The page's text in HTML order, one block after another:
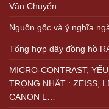
Vận Chuyển
Nguồn gốc và ý nghĩa
Tổng hợp dây đồng hồ
MICRO-CONTRAST,
TRỌNG NHẤT : ZEISS,
CANON L…